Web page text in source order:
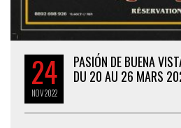
24
NOV2022
PASIÓN DE BUENA
DU 20 AU 26 MARS